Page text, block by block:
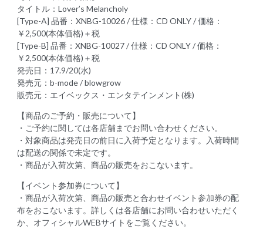
タイトル：Lover’s Melancholy
[Type-A] 品番：XNBG-10026 / 仕様：CD ONLY / 価格：
￥2,500(本体価格)＋税
[Type-B] 品番：XNBG-10027 / 仕様：CD ONLY / 価格：
￥2,500(本体価格)＋税
発売日：17.9/20(水)
発売元：b-mode / blowgrow
販売元：エイベックス・エンタテインメント(株)
【商品のご予約・販売について】
・ご予約に関しては各店舗までお問い合わせください。
・対象商品は発売日の前日に入荷予定となります。入荷時間
は配送の関係で未定です。
・商品が入荷次第、商品の販売をおこないます。
【イベント参加券について】
・商品が入荷次第、商品の販売と合わせイベント参加券の配
布をおこないます。詳しくは各店舗にお問い合わせいただく
か、オフィシャルWEBサイトをご覧ください。